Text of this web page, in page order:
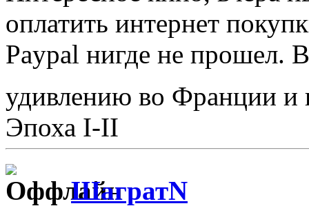
оплатить интернет
Paypal нигде не прошел.
удивлению во Франции
Эпоха I-II
ШагратN